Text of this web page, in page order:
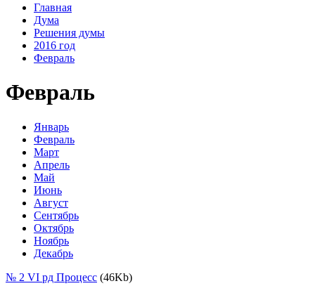
Главная
Дума
Решения думы
2016 год
Февраль
Февраль
Январь
Февраль
Март
Апрель
Май
Июнь
Август
Сентябрь
Октябрь
Ноябрь
Декабрь
№ 2 VI рд Процесс (46Kb)